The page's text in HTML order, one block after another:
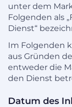
unter dem
Folgenden als
Dienst“
Im Folgenden
aus Gründen
entweder die
den Dienst
Datum des